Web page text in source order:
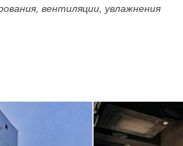
вентиляции, увлажнения